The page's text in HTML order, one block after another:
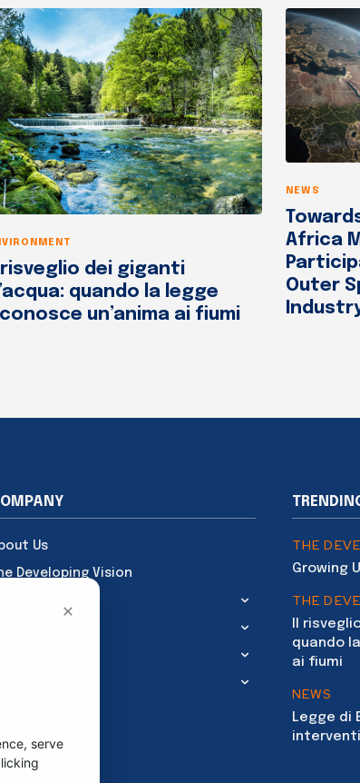
risveglio dei giganti
quando la legge
un’anima ai fiumi
NEWS
Africa
Outer
Us
Developing Vision
THE
Growing
THE
Il
quando
ai fiumi
NEWS
Legge di
×
serve